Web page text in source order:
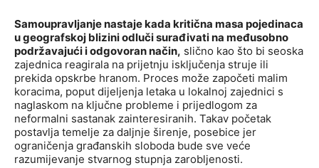
Samoupravljanje nastaje kada kritična masa pojedinaca
u geografskoj blizini odluči surađivati na međusobno
podržavajući i odgovoran način, slično kao što bi seoska
zajednica reagirala na prijetnju isključenja struje ili
prekida opskrbe hranom. Proces može započeti malim
koracima, poput dijeljenja letaka u lokalnoj zajednici s
naglaskom na ključne probleme i prijedlogom za
neformalni sastanak zainteresiranih. Takav početak
postavlja temelje za daljnje širenje, posebice jer
ograničenja građanskih sloboda bude sve veće
razumijevanje stvarnog stupnja zarobljenosti.